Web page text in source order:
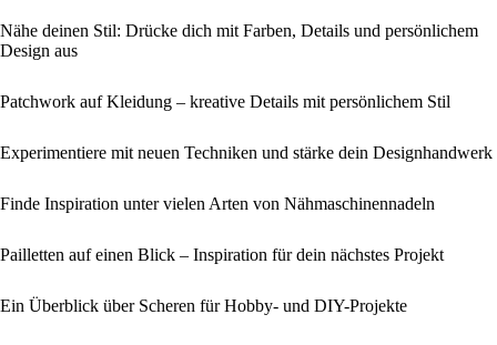
Nähe deinen Stil: Drücke dich mit Farben, Details und persönlichem
Design aus
Patchwork auf Kleidung – kreative Details mit persönlichem Stil
Experimentiere mit neuen Techniken und stärke dein Designhandwerk
Finde Inspiration unter vielen Arten von Nähmaschinennadeln
Pailletten auf einen Blick – Inspiration für dein nächstes Projekt
Ein Überblick über Scheren für Hobby- und DIY-Projekte